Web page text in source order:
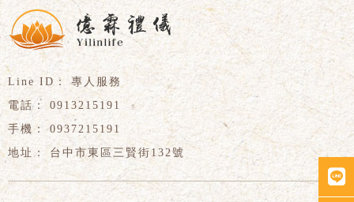
專人服務
0913215191
0937215191
台中市東區三賢街132號